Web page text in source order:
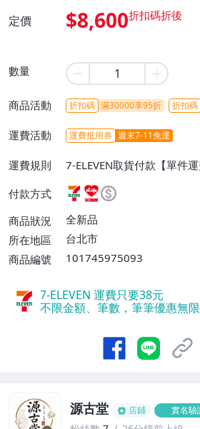
定價 $8,600
數量
商品活動 折扣碼 滿30000享95折 折扣碼
運費活動 運費抵用券 週末7-11免運
運費規則
7-ELEVEN取貨付款【單件
或消費滿$1298免運費】、7-
不付款【免運費】、萊爾富
運費$60、滿5件或消費滿
費】、宅配/貨運【單件運費
付款方式
商品狀況
全新品
所在地區
台北市
商品編號
101745975093
7-ELEVEN 運費只要38元
不限金額、筆數，筆筆優惠無限
源古堂 店鋪 實名驗